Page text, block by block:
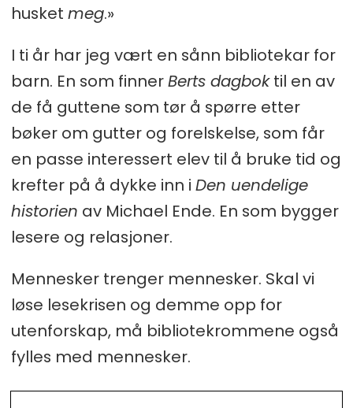
husket meg.»
I ti år har jeg vært en sånn bibliotekar for
barn. En som finnerBerts dagboktil en av
de få guttene som tør å spørre etter
bøker om gutter og forelskelse, som får
en passe interessert elev til å bruke tid og
krefter på å dykke inn i Den uendelige
historien av Michael Ende. En som bygger
lesere og relasjoner.
Mennesker trenger mennesker. Skal vi
løse lesekrisen og demme opp for
utenforskap, må bibliotekrommene også
fylles med mennesker.